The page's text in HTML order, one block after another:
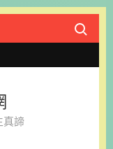
Search
真諦